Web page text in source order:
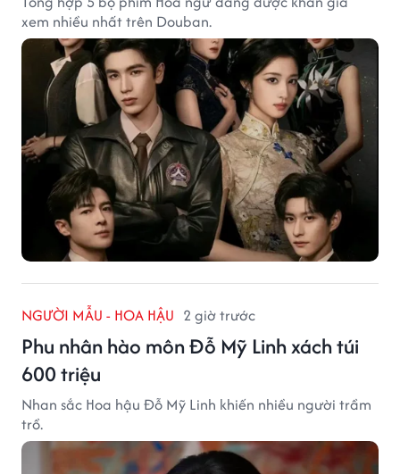
xem nhiều nhất trên Douban.
NGƯỜI MẪU - HOA HẬU 2 giờ trước
Phu nhân hào môn Đỗ Mỹ Linh xách túi
600 triệu
Nhan sắc Hoa hậu Đỗ Mỹ Linh khiến nhiều người trầm
trồ.